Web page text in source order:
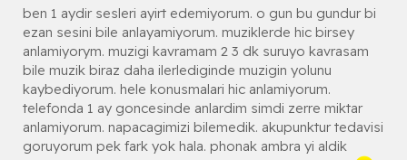
ben 1 aydir sesleri ayirt edemiyorum. o gun bu gundur bi
ezan sesini bile anlayamiyorum. muziklerde hic birsey
anlamiyorym. muzigi kavramam 2 3 dk suruyo kavrasam
bile muzik biraz daha ilerlediginde muzigin yolunu
kaybediyorum. hele konusmalari hic anlamiyorum.
telefonda 1 ay goncesinde anlardim simdi zerre miktar
anlamiyorum. napacagimizi bilemedik. akupunktur tedavisi
goruyorum pek fark yok hala. phonak ambra yi aldik